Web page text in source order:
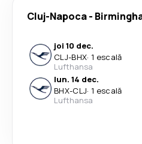
Cluj-Napoca-
joi 10 dec.
CLJ-BHX· 1 escală
Lufthansa
lun. 14 dec.
BHX-CLJ· 1 escală
Lufthansa